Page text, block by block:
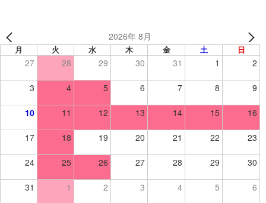
2026年 8月
月 火 水 木 金 土 日
27 28 29 30 31 1 2
3 4 5 6 7 8 9
10 11 12 13 14 15 16
17 18 19 20 21 22 23
24 25 26 27 28 29 30
31 1 2 3 4 5 6